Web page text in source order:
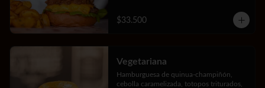
$33.500
Vegetariana
Hamburguesa de quinua-champiñón,
cebolla caramelizada, totopos triturados,